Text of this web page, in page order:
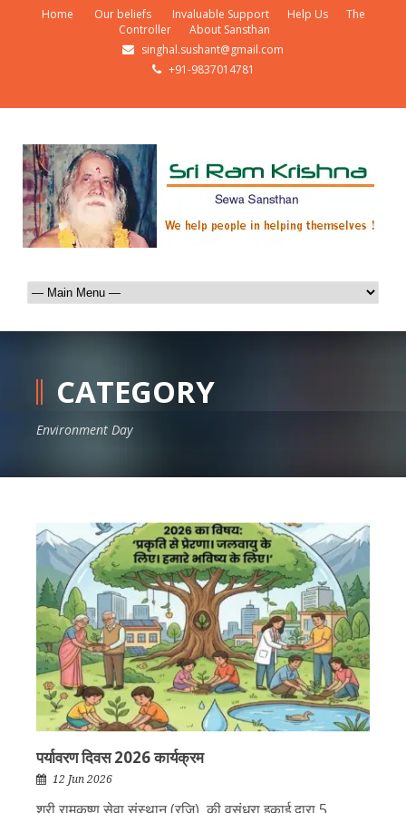
Home Our beliefs Invaluable Support Help Us
The
Controller
About Sansthan
singhal.sushant@gmail.com
+91-9837014781
CATEGORY
Environment Day
पर्यावरण दिवस 2026 कार्यक्रम
12 Jun 2026